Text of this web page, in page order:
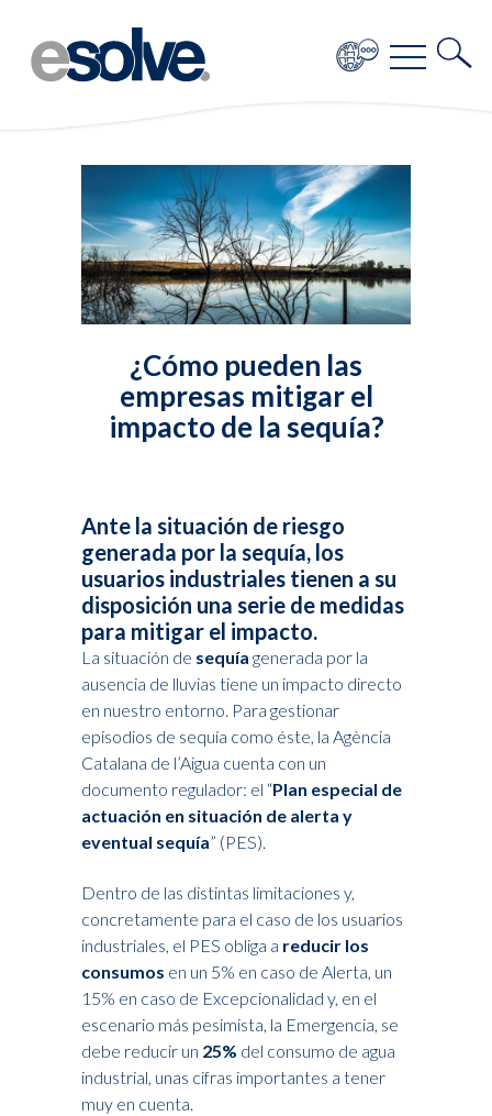
¿Cómo pueden las
empresas mitigar el
impacto de la sequía?
Ante la situación de riesgo
generada por la sequía, los
usuarios industriales tienen a su
disposición una serie de medidas
para mitigar el impacto.
La situación de sequía generada por la
ausencia de lluvias tiene un impacto directo
en nuestro entorno. Para gestionar
episodios de sequía como éste, la Agència
Catalana de l’Aigua cuenta con un
documento regulador: el “Plan especial de
actuación en situación de alerta y
eventual sequía” (PES).
Dentro de las distintas limitaciones y,
concretamente para el caso de los usuarios
industriales, el PES obliga a reducir los
consumos en un 5% en caso de Alerta, un
15% en caso de Excepcionalidad y, en el
escenario más pesimista, la Emergencia, se
debe reducir un 25% del consumo de agua
industrial, unas cifras importantes a tener
muy en cuenta.